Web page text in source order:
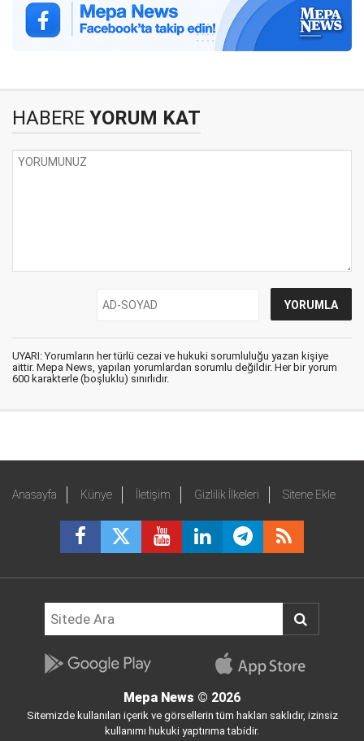
HABERE YORUM KAT
UYARI: Yorumların her türlü cezai ve hukuki sorumluluğu yazan kişiye
aittir. Mepa News, yapılan yorumlardan sorumlu değildir. Her bir yorum
600 karakterle (boşluklu) sınırlıdır.
Anasayfa Künye İletişim Gizlilik İlkeleri Sitene Ekle
Mepa News © 2026
Sitemizde kullanılan içerik ve görsellerin tüm hakları saklıdır, izinsiz
kullanımı hukuki yaptırıma tabidir.